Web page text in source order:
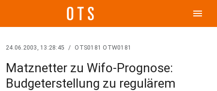
menu
24.06.2003, 13:28:45 / OTS0181 OTW0181
Matznetter zu Wifo-Prognose:
Budgeterstellung zu regulärem